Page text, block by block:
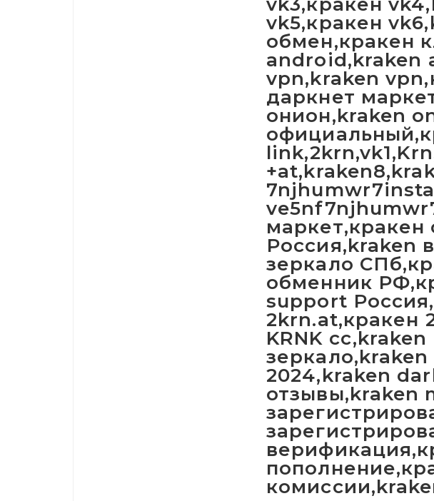
vk5,кракен
обмен,кракен
android,kraken
vpn,kraken
даркнет
онион,kraken
маркет,кракен
Россия,kraken
зеркало
обменник
support
2krn.at,кракен
KRNK
2024,kraken
отзывы,kraken